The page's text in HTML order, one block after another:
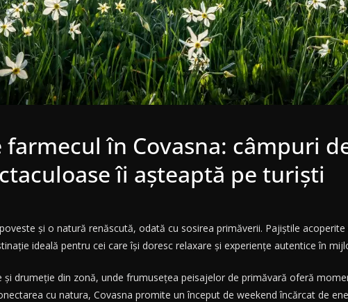
în Covasna: câmpuri
îi așteaptă pe turiști
și o natură renăscută, odată cu sosirea primăverii. Pajiștile
ideală pentru cei care își doresc relaxare și experiențe autentice în
drumeție din zonă, unde frumusețea peisajelor de primăvară oferă
cu natura, Covasna promite un început de weekend încărcat de